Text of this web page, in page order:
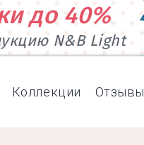
до 40%
N&B Light
Коллекции Отзывы